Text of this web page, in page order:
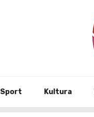
Sport Kultura